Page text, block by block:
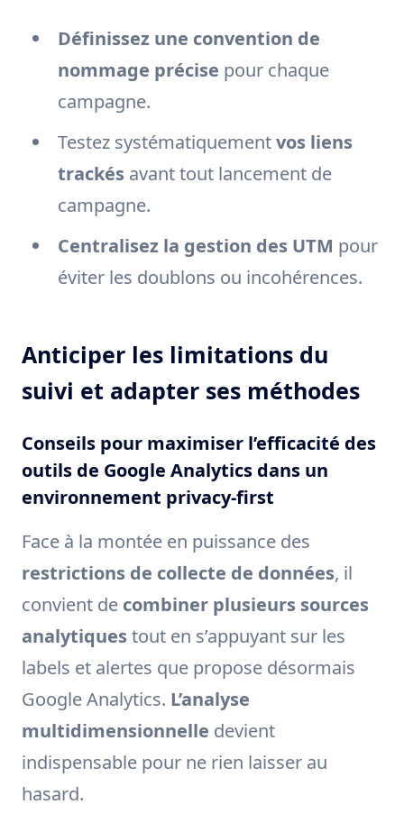
Définissez une convention de
nommage précise pour chaque
campagne.
Testez systématiquementvos liens
trackés avant tout lancement de
campagne.
Centralisez la gestion des UTM pour
éviter les doublons ou incohérences.
Anticiper les limitations du
suivi et adapter ses méthodes
Conseils pour maximiser l’efficacité des
outils de Google Analytics dans un
environnement privacy-first
Face à la montée en puissance des
restrictions de collecte de données, il
convient de combiner plusieurs sources
analytiques tout en s’appuyant sur les
labels et alertes que propose désormais
Google Analytics. L’analyse
multidimensionnelle devient
indispensable pour ne rien laisser au
hasard.